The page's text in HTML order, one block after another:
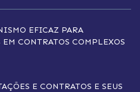
EFICAZ PARA
CONTRATOS COMPLEXOS
E CONTRATOS E SEUS